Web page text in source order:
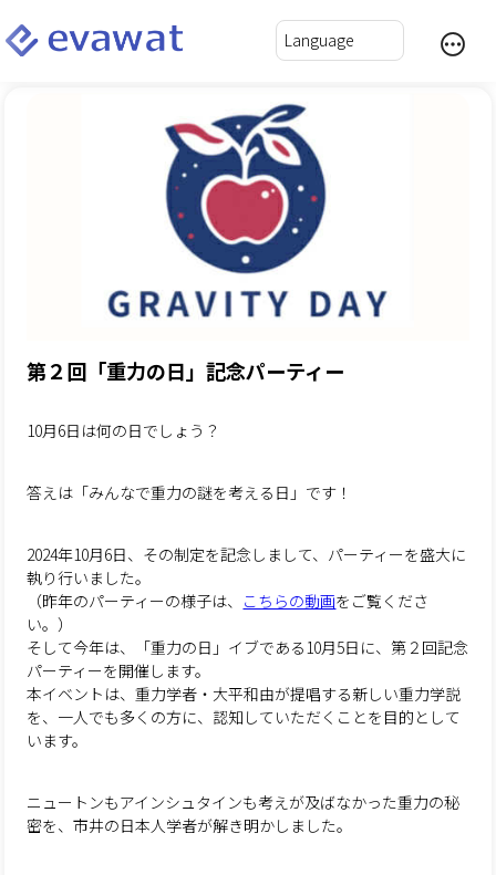
第２回「重力の日」記念パーティー
10月6日は何の日でしょう？
答えは「みんなで重力の謎を考える日」です！
2024年10月6日、その制定を記念しまして、パーティーを盛大に
執り行いました。
（昨年のパーティーの様子は、 こちらの動画をご覧くださ
い。）
そして今年は、「重力の日」イブである10月5日に、第２回記念
パーティーを開催します。
本イベントは、重力学者・大平和由が提唱する新しい重力学説
を、一人でも多くの方に、認知していただくことを目的として
います。
ニュートンもアインシュタインも考えが及ばなかった重力の秘
密を、市井の日本人学者が解き明かしました。